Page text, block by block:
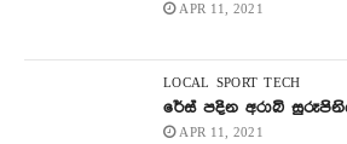
APR 11, 2021
LOCAL SPORT TECH
රේස් පදින අරාබි
APR 11, 2021